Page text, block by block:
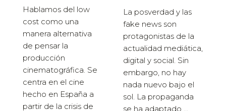
Hablamos del low
cost como una
manera alternativa
de pensar la
producción
cinematográfica. Se
centra en el cine
hecho en España a
partir de la crisis de
La posverdad y las
fake news son
protagonistas de la
actualidad mediática,
digital y social. Sin
embargo, no hay
nada nuevo bajo el
sol. La propaganda
se ha adaptado ...